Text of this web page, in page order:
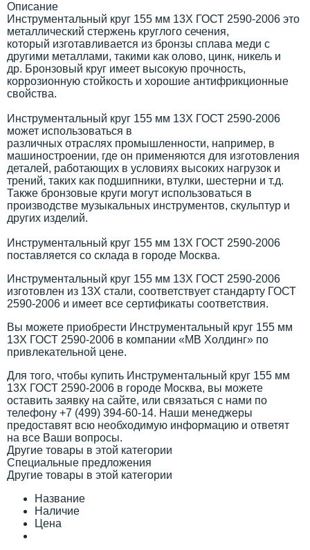
Описание
Инструментальный круг 155 мм 13Х ГОСТ 2590-2006 это
металлический стержень круглого сечения,
который изготавливается из бронзы сплава меди с
другими металлами, такими как олово, цинк, никель и
др. Бронзовый круг имеет высокую прочность,
коррозионную стойкость и хорошие антифрикционные
свойства.
Инструментальный круг 155 мм 13Х ГОСТ 2590-2006
может использоваться в
различных отраслях промышленности, например, в
машиностроении, где он применяются для изготовления
деталей, работающих в условиях высоких нагрузок и
трений, таких как подшипники, втулки, шестерни и т.д.
Также бронзовые круги могут использоваться в
производстве музыкальных инструментов, скульптур и
других изделий.
Инструментальный круг 155 мм 13Х ГОСТ 2590-2006
поставляется со склада в городе Москва.
Инструментальный круг 155 мм 13Х ГОСТ 2590-2006
изготовлен из 13Х стали, соответствует стандарту ГОСТ
2590-2006 и имеет все сертификаты соответствия.
Вы можете приобрести Инструментальный круг 155 мм
13Х ГОСТ 2590-2006 в компании «МВ Холдинг» по
привлекательной цене.
Для того, чтобы купить Инструментальный круг 155 мм
13Х ГОСТ 2590-2006 в городе Москва, вы можете
оставить заявку на сайте, или связаться с нами по
телефону +7 (499) 394-60-14. Наши менеджеры
предоставят всю необходимую информацию и ответят
на все Ваши вопросы.
Другие товары в этой категории
Специальные предложения
Другие товары в этой категории
Название
Наличие
Цена